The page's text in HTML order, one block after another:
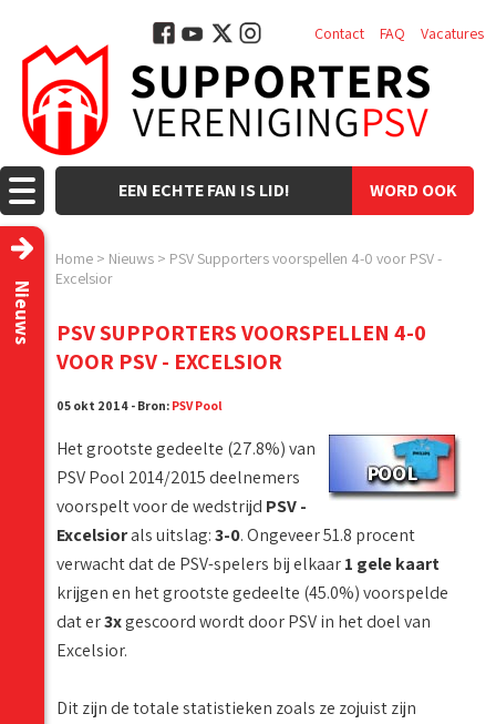
WORD OOK
EEN ECHTE FAN IS LID!
Contact FAQ Vacatures
Home > Nieuws > PSV Supporters voorspellen 4-0 voor PSV -
Excelsior
Nieuws
PSV SUPPORTERS VOORSPELLEN 4-0
VOOR PSV - EXCELSIOR
05 okt 2014 - Bron: PSV Pool
Het grootste gedeelte (27.8%) van
PSV Pool 2014/2015 deelnemers
voorspelt voor de wedstrijd PSV -
Excelsiorals uitslag:3-0. Ongeveer 51.8 procent
verwacht dat de PSV-spelers bij elkaar1 gele kaart
krijgen en het grootste gedeelte (45.0%) voorspelde
dat er3xgescoord wordt door PSV in het doel van
Excelsior.
Dit zijn de totale statistieken zoals ze zojuist zijn